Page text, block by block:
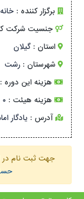
برگزار کننده :
جنسیت شرکت
استان : گیلان
شهرستان : رشت
هزینه این دوره :
هزینه هیئت : ۰ ریال
آدرس : یادگار
جهت ثبت نام در